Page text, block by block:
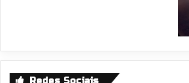
Redes Sociais